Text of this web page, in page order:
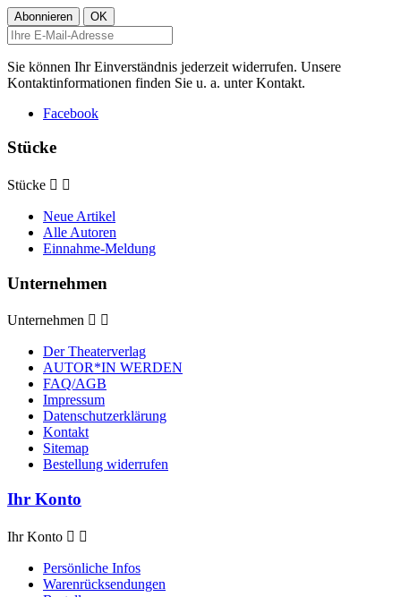
Sie können Ihr Einverständnis jederzeit widerrufen. Unsere
Kontaktinformationen finden Sie u. a. unter Kontakt.
Facebook
Stücke
Stücke  
Neue Artikel
Alle Autoren
Einnahme-Meldung
Unternehmen
Unternehmen  
Der Theaterverlag
AUTOR*IN WERDEN
FAQ/AGB
Impressum
Datenschutzerklärung
Kontakt
Sitemap
Bestellung widerrufen
Ihr Konto
Ihr Konto  
Persönliche Infos
Warenrücksendungen